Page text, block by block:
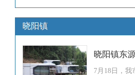
晓阳镇
7月18日，我